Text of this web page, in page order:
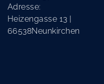
Adresse:
Heizengasse 13 |
66538Neunkirchen